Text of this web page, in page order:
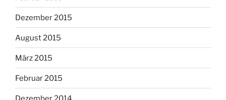
Dezember 2015
August 2015
März 2015
Februar 2015